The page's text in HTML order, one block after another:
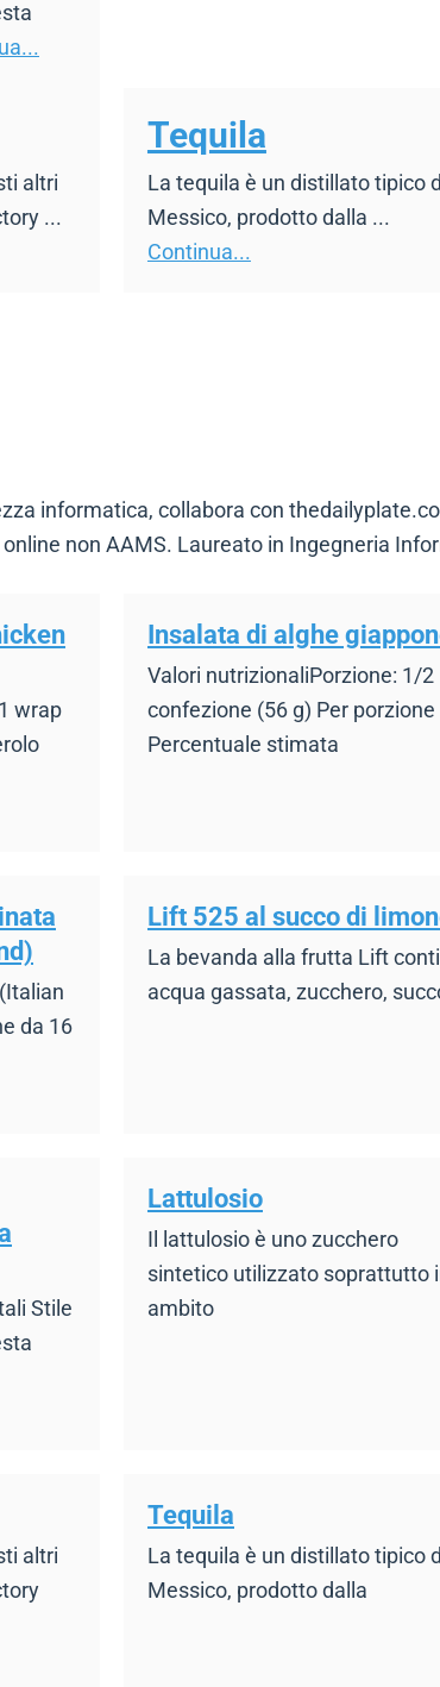
altri
...
Tequila
La tequila è un distillato tipico
Messico, prodotto dalla ...
Continua...
informatica, collabora con
non AAMS. Laureato in Ingegneria
wrap
Insalata di alghe
Valori nutrizionaliPorzione: 1/2
confezione (56 g) Per porzione
Percentuale stimata
da 16
Lift 525 al succo di
La bevanda alla frutta Lift
acqua gassata, zucchero,
Stile
Lattulosio
Il lattulosio è uno zucchero
sintetico utilizzato soprattutto
ambito
altri
Tequila
La tequila è un distillato tipico
Messico, prodotto dalla